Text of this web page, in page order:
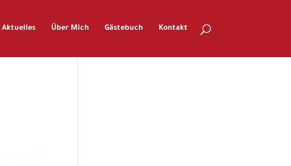
Aktuelles Über Mich Gästebuch Kontakt